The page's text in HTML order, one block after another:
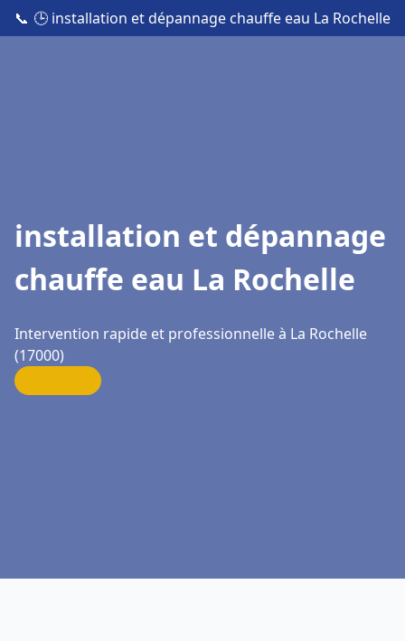
📞 🕒 installation et dépannage chauffe eau La Rochelle
installation et dépannage
chauffe eau La Rochelle
Intervention rapide et professionnelle à La Rochelle
(17000)